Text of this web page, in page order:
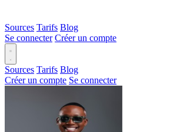
Sources Tarifs Blog
Se connecter Créer un compte
Sources Tarifs Blog
Créer un compte Se connecter